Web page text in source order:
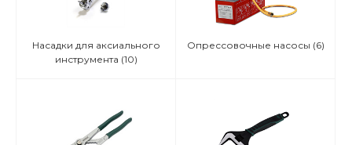
Насадки для аксиального
инструмента (10)
Опрессовочные насосы (6)